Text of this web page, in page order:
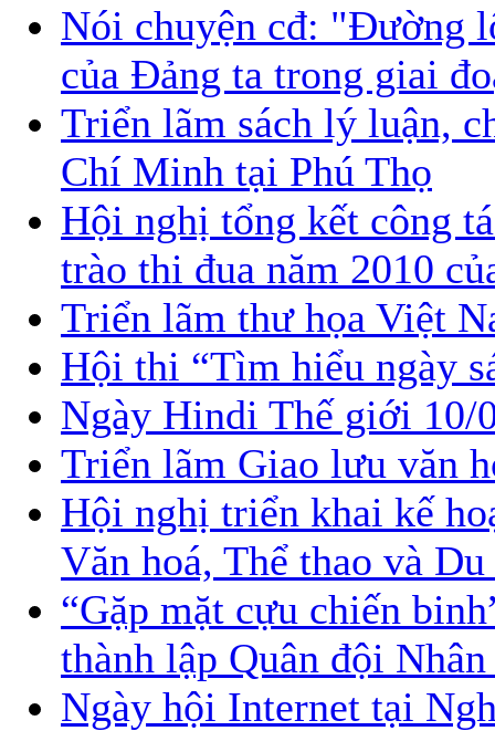
Nói chuyện cđ: "Đường
của Đảng ta trong giai
Triển lãm sách lý luận,
Chí Minh tại Phú Thọ
Hội nghị tổng kết công
trào thi đua năm 2010
Triển lãm thư họa Việt
Hội thi “Tìm hiểu ngày
Ngày Hindi Thế giới 10/
Triển lãm Giao lưu văn
Hội nghị triển khai kế
Văn hoá, Thể thao và
“Gặp mặt cựu chiến
thành lập Quân đội
Ngày hội Internet tại